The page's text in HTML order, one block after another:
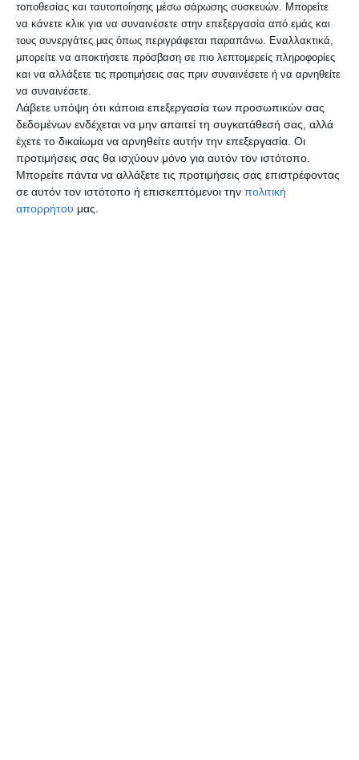
τοποθεσίας και ταυτοποίησης μέσω σάρωσης συσκευών. Μπορείτε
να κάνετε κλικ για να συναινέσετε στην επεξεργασία από εμάς και
τους συνεργάτες μας όπως περιγράφεται παραπάνω. Εναλλακτικά,
μπορείτε να αποκτήσετε πρόσβαση σε πιο λεπτομερείς πληροφορίες
και να αλλάξετε τις προτιμήσεις σας πριν συναινέσετε ή να αρνηθείτε
να συναινέσετε.
Λάβετε υπόψη ότι κάποια επεξεργασία των προσωπικών σας
δεδομένων ενδέχεται να μην απαιτεί τη συγκατάθεσή σας, αλλά
έχετε το δικαίωμα να αρνηθείτε αυτήν την επεξεργασία. Οι
προτιμήσεις σας θα ισχύουν μόνο για αυτόν τον ιστότοπο.
Μπορείτε πάντα να αλλάξετε τις προτιμήσεις σας επιστρέφοντας
σε αυτόν τον ιστότοπο ή επισκεπτόμενοι την πολιτική
απορρήτου μας.
χρειάζεται ανταγωνιστικό πρωτογενή
τομέα. Αν δεν κάναμε αυτή τη
μεταρρύθμιση στον ΟΠΕΚΕΠΕ θα χτίζαμε
ουσιαστικά στην άμμο ενώ τώρα, σε
σταθερά θεμέλια, θα οικοδομήσουμε
αγροτική πολιτική που θα εξασφαλίζει ότι
οι αγρότες θα λαμβάνουν τα χρήματα που
δικαιούνται».